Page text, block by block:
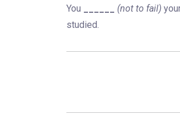
You (not to fail)
studied.